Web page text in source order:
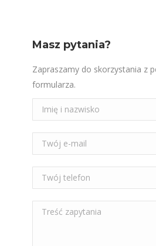
Masz pytania?
Zapraszamy do skorzystania z
formularza.